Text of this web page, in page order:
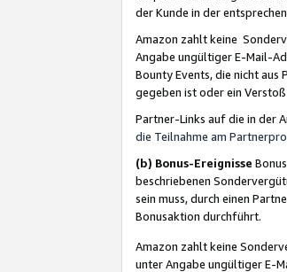
der Kunde in der
Amazon zahlt keine
Angabe ungültiger E-Mail-
Bounty Events, die nicht
gegeben ist oder ein
Partner-Links auf die in der
die Teilnahme am
(b) Bonus-Ereignisse
beschriebenen
sein muss, durch einen
Bonusaktion durchführt.
Amazon zahlt keine
unter Angabe ungültiger E-